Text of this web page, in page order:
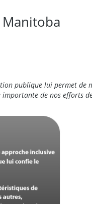
publique lui permet de
de nos efforts